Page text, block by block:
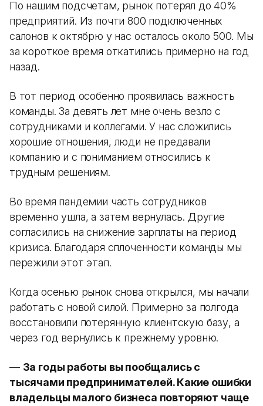
По нашим подсчетам, рынок потерял до 40%
предприятий. Из почти 800 подключенных
салонов к октябрю у нас осталось около 500. Мы
за короткое время откатились примерно на год
назад.
В тот период особенно проявилась важность
команды. За девять лет мне очень везло с
сотрудниками и коллегами. У нас сложились
хорошие отношения, люди не предавали
компанию и с пониманием относились к
трудным решениям.
Во время пандемии часть сотрудников
временно ушла, а затем вернулась. Другие
согласились на снижение зарплаты на период
кризиса. Благодаря сплоченности команды мы
пережили этот этап.
Когда осенью рынок снова открылся, мы начали
работать с новой силой. Примерно за полгода
восстановили потерянную клиентскую базу, а
через год вернулись к прежнему уровню.
— За годы работы вы пообщались с
тысячами предпринимателей. Какие ошибки
владельцы малого бизнеса повторяют чаще